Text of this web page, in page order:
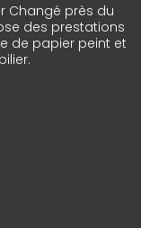
Changé près du
des prestations
de papier peint et